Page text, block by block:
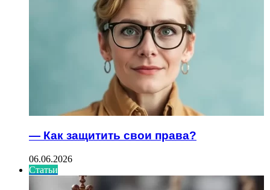
— Как защитить свои права?
06.06.2026
Статьи